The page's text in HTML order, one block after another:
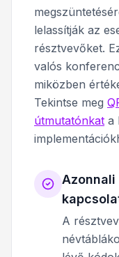
lelassítják az
résztvevőket.
valós
miközben
Tekintse meg
útmutatónkat a
A